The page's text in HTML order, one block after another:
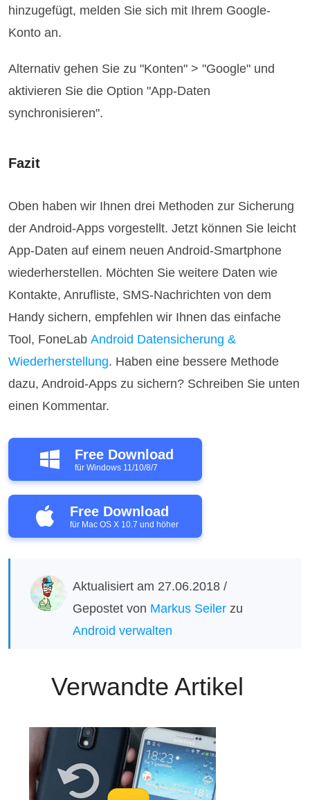
hinzugefügt, melden Sie sich mit Ihrem Google-
Konto an.
Alternativ gehen Sie zu "Konten" > "Google" und
aktivieren Sie die Option "App-Daten
synchronisieren".
Fazit
Oben haben wir Ihnen drei Methoden zur Sicherung
der Android-Apps vorgestellt. Jetzt können Sie leicht
App-Daten auf einem neuen Android-Smartphone
wiederherstellen. Möchten Sie weitere Daten wie
Kontakte, Anrufliste, SMS-Nachrichten von dem
Handy sichern, empfehlen wir Ihnen das einfache
Tool, FoneLabAndroid Datensicherung &
Wiederherstellung. Haben eine bessere Methode
dazu, Android-Apps zu sichern? Schreiben Sie unten
einen Kommentar.
Free Download
für Windows 11/10/8/7
Free Download
für Mac OS X 10.7 und höher
Aktualisiert am 27.06.2018 /
Gepostet von Markus Seiler zu
Android verwalten
Verwandte Artikel